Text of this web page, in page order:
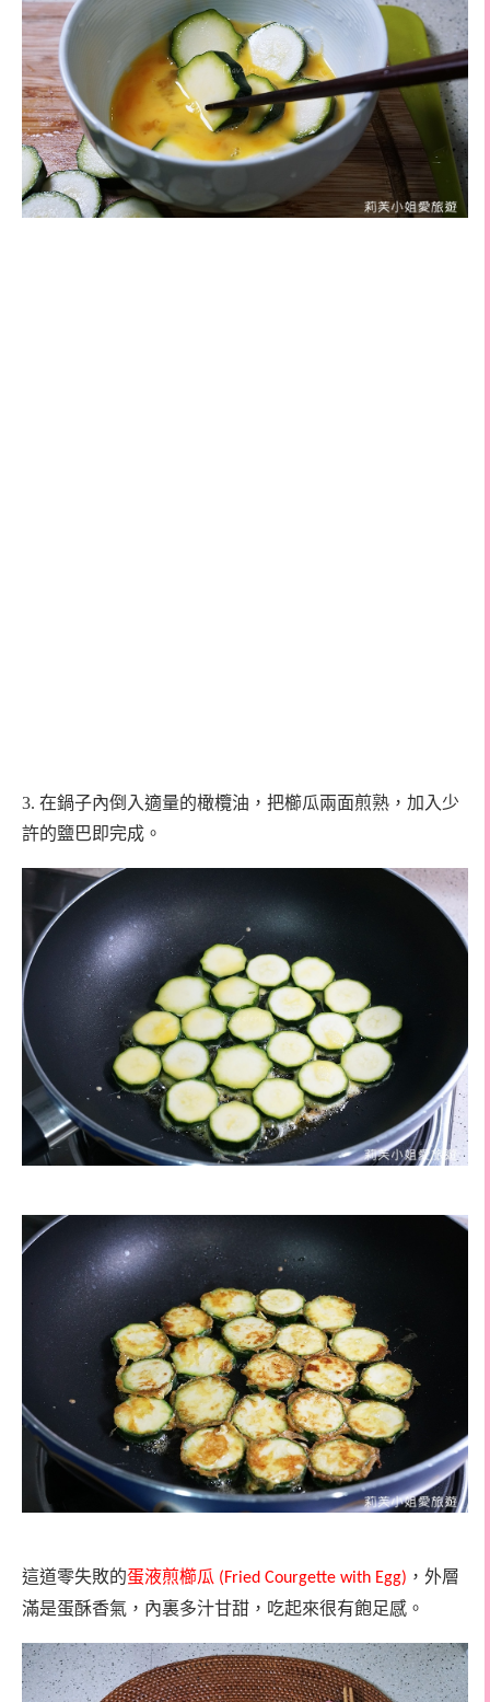
3. 在鍋子內倒入適量的橄欖油，把櫛瓜兩面煎熟，加入少
許的鹽巴即完成。
這道零失敗的蛋液煎櫛瓜 (Fried Courgette with Egg) ，外層
滿是蛋酥香氣，內裏多汁甘甜，吃起來很有飽足感。